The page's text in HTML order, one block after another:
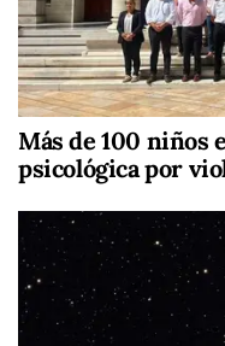
Más de 100 niños
psicológica por